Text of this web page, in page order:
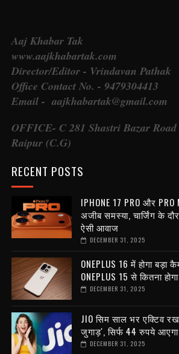
Aaj Khabar Tak
www.aajkhabartak.com
Director/Editor - Vrindavan Pathak
Office Contact No. - 9479304413
Email - aajkhabartak@gmail.com
OFFICE- C 281 Shastri Bazar
Raipur (C.G)
RECENT POSTS
IPHONE 17 PRO और
अजीब समस्या, चार्जिंग के
ऐसी आवाज
DECEMBER 31, 2025
ONEPLUS 16 में होगा
ONEPLUS 15 से कितना
DECEMBER 31, 2025
JIO सिम साल भर एक्टिव
जुगाड़', सिर्फ 44 रुपये
DECEMBER 31, 2025